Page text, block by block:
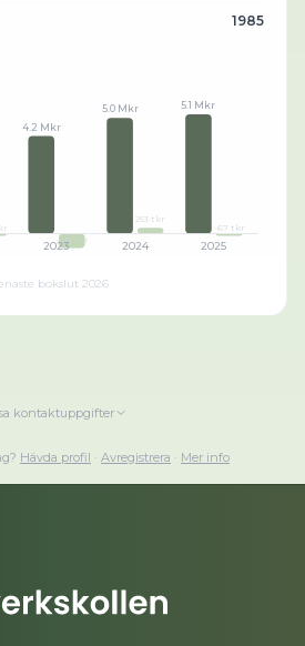
1985
4.2 Mkr
-613 tkr
2023
5.0 Mkr
253 tkr
2024
5.1 Mkr
-67 tkr
2025
bokslut 2026
kontaktuppgifter
Hävda profil · Avregistrera · Mer info